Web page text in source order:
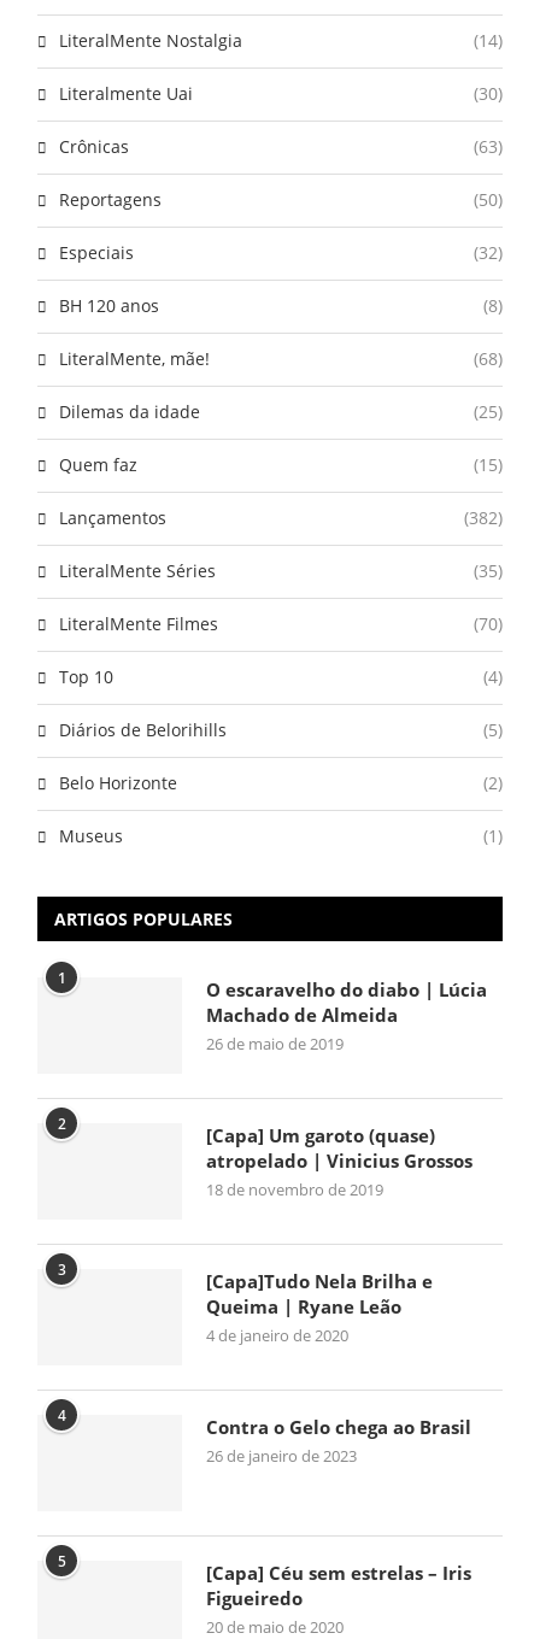
LiteralMente Nostalgia (14)
Literalmente Uai (30)
Crônicas (63)
Reportagens (50)
Especiais (32)
BH 120 anos (8)
LiteralMente, mãe! (68)
Dilemas da idade (25)
Quem faz (15)
Lançamentos (382)
LiteralMente Séries (35)
LiteralMente Filmes (70)
Top 10 (4)
Diários de Belorihills (5)
Belo Horizonte (2)
Museus (1)
ARTIGOS POPULARES
1
O escaravelho do diabo | Lúcia
Machado de Almeida
26 de maio de 2019
2
[Capa] Um garoto (quase)
atropelado | Vinicius Grossos
18 de novembro de 2019
3
[Capa]Tudo Nela Brilha e
Queima | Ryane Leão
4 de janeiro de 2020
4 Contra o Gelo chega ao Brasil
26 de janeiro de 2023
5
[Capa] Céu sem estrelas – Iris
Figueiredo
20 de maio de 2020